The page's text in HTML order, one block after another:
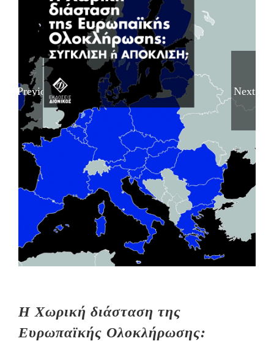
Previous Next
Η Χωρική διάσταση της
Ευρωπαϊκής Ολοκλήρωσης: